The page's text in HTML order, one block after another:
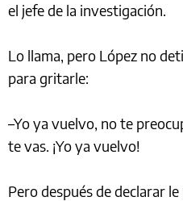
el jefe de la investigación.
Lo llama, pero López no
para gritarle:
–Yo ya vuelvo, no te
te vas. ¡Yo ya vuelvo!
Pero después de declarar